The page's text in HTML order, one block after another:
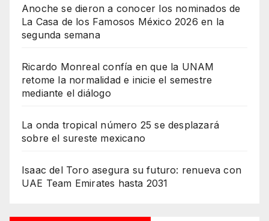
Anoche se dieron a conocer los nominados de
La Casa de los Famosos México 2026 en la
segunda semana
Ricardo Monreal confía en que la UNAM
retome la normalidad e inicie el semestre
mediante el diálogo
La onda tropical número 25 se desplazará
sobre el sureste mexicano
Isaac del Toro asegura su futuro: renueva con
UAE Team Emirates hasta 2031